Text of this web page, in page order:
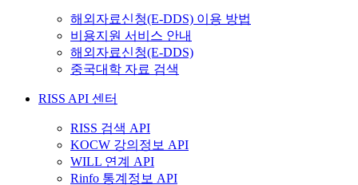
해외자료신청(E-DDS) 이용 방법
비용지원 서비스 안내
해외자료신청(E-DDS)
중국대학 자료 검색
RISS API 센터
RISS 검색 API
KOCW 강의정보 API
WILL 연계 API
Rinfo 통계정보 API